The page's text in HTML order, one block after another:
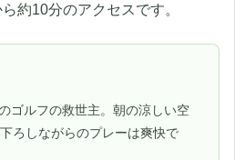
約10分のアクセスです。
ゴルフの救世主。朝の涼しい空
ろしながらのプレーは爽快で